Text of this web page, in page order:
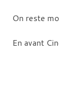
On reste
En avant